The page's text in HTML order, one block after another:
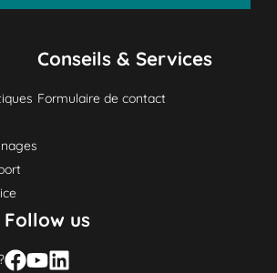
Conseils & Services
Formulaire de contact
Follow us